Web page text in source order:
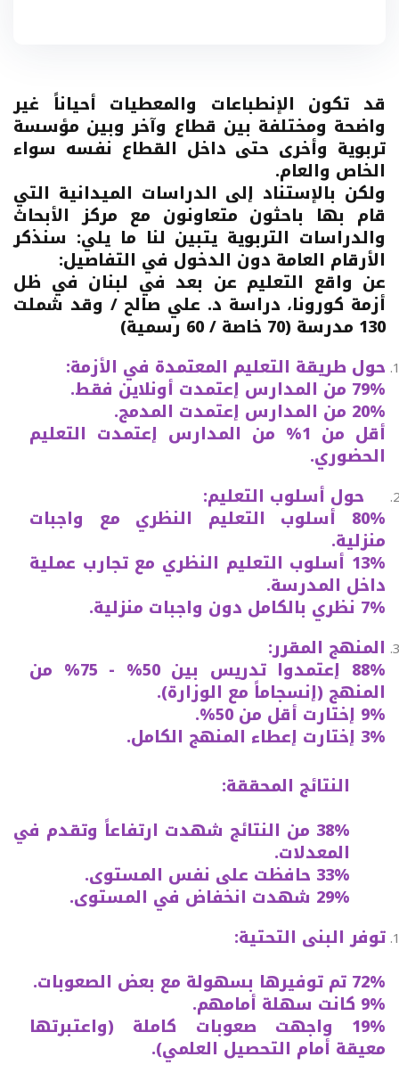
قد تكون الإنطباعات والمعطيات أحياناً غير
واضحة ومختلفة بين قطاع وآخر وبين مؤسسة
تربوية وأخرى حتى داخل القطاع نفسه سواء
الخاص والعام.
ولكن بالإستناد إلى الدراسات الميدانية التي
قام بها باحثون متعاونون مع مركز الأبحاث
والدراسات التربوية يتبين لنا ما يلي: سنذكر
الأرقام العامة دون الدخول في التفاصيل:
عن واقع التعليم عن بعد في لبنان في ظل
أزمة كورونا، دراسة د. علي صالح / وقد شملت
130 مدرسة (70 خاصة / 60 رسمية)
حول طريقة التعليم المعتمدة في الأزمة:
79% من المدارس إعتمدت أونلاين فقط.
20% من المدارس إعتمدت المدمج.
أقل من 1% من المدارس إعتمدت التعليم
الحضوري.
حول أسلوب التعليم:
80% أسلوب التعليم النظري مع واجبات
منزلية.
13% أسلوب التعليم النظري مع تجارب عملية
داخل المدرسة.
7% نظري بالكامل دون واجبات منزلية.
المنهج المقرر:
88% إعتمدوا تدريس بين 50% - 75% من
المنهج (إنسجاماً مع الوزارة).
9% إختارت أقل من 50%.
3% إختارت إعطاء المنهج الكامل.
النتائج المحققة:
38% من النتائج شهدت ارتفاعاً وتقدم في
المعدلات.
33% حافظت على نفس المستوى.
29% شهدت انخفاض في المستوى.
توفر البنى التحتية:
72% تم توفيرها بسهولة مع بعض الصعوبات.
9% كانت سهلة أمامهم.
19% واجهت صعوبات كاملة (واعتبرتها
معيقة أمام التحصيل العلمي).